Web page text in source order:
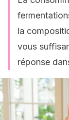
la
vous
réponse